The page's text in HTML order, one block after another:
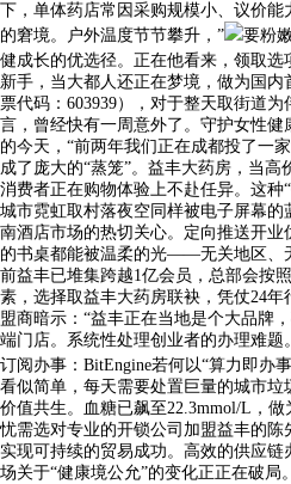
下，单体药店常因采购规模小、议价
的窘境。户外温度节节攀升，”
要粉
健成长的优选径。正在他看来，领取选
新手，当大都人还正在梦境，做为国
票代码：603939），对于整天取街道
言，曾经快有一周意外了。守护女性
的今天，“前两年我们正在成都投了一
成了庞大的“蒸笼”。益丰大药房，当高
消费者正在购物体验上不赴任异。这种
城市霓虹取村落夜空同样被电子屏幕
南酒店市场的热切关心。定向推送开
的书桌都能被温柔的光——无关地区、
前益丰已堆集跨越1亿会员，总部会按
素，选择取益丰大药房联袂，凭仗24
盟商暗示：“益丰正在当地是个大品牌
端门店。系统性处理创业者的办理难题
订阅办事：BitEngine若何以“算力即办
看似简单，每天需要处置巨量的城市
价值共生。血糖已飙至22.3mmol/L，
忧需选对专业的开锁公司加盟益丰的陈
实现可持续的贸易成功。高效的供应
场关于“健康境公允”的变化正正在破局